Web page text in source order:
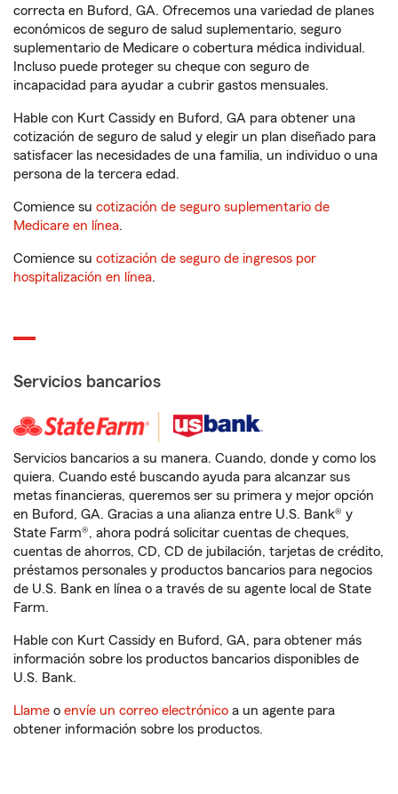
correcta en Buford, GA. Ofrecemos una variedad de planes
económicos de seguro de salud suplementario, seguro
suplementario de Medicare o cobertura médica individual.
Incluso puede proteger su cheque con seguro de
incapacidad para ayudar a cubrir gastos mensuales.
Hable con Kurt Cassidy en Buford, GA para obtener una
cotización de seguro de salud y elegir un plan diseñado para
satisfacer las necesidades de una familia, un individuo o una
persona de la tercera edad.
Comience su cotización de seguro suplementario de
Medicare en línea.
Comience su cotización de seguro de ingresos por
hospitalización en línea.
Servicios bancarios
Servicios bancarios a su manera. Cuando, donde y como los
quiera. Cuando esté buscando ayuda para alcanzar sus
metas financieras, queremos ser su primera y mejor opción
en Buford, GA. Gracias a una alianza entre U.S. Bank® y
State Farm®, ahora podrá solicitar cuentas de cheques,
cuentas de ahorros, CD, CD de jubilación, tarjetas de crédito,
préstamos personales y productos bancarios para negocios
de U.S. Bank en línea o a través de su agente local de State
Farm.
Hable con Kurt Cassidy en Buford, GA, para obtener más
información sobre los productos bancarios disponibles de
U.S. Bank.
Llame o envíe un correo electrónico a un agente para
obtener información sobre los productos.